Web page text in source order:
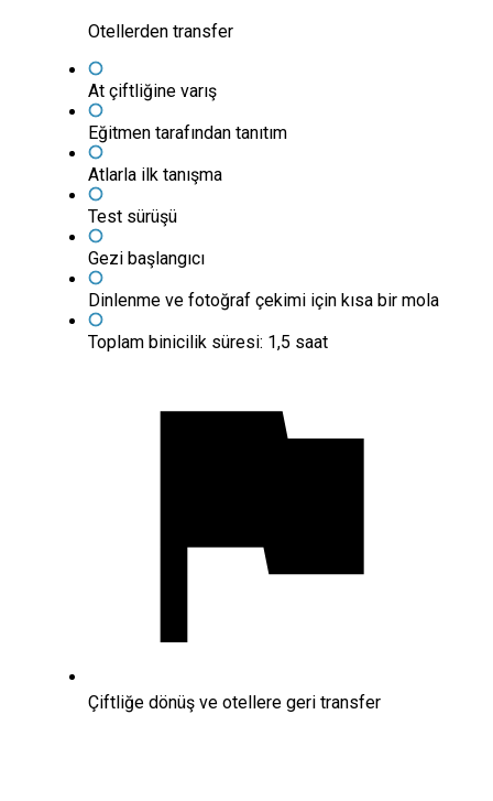
Otellerden transfer
At çiftliğine varış
Eğitmen tarafından tanıtım
Atlarla ilk tanışma
Test sürüşü
Gezi başlangıcı
Dinlenme ve fotoğraf çekimi için kısa bir mola
Toplam binicilik süresi: 1,5 saat
Çiftliğe dönüş ve otellere geri transfer